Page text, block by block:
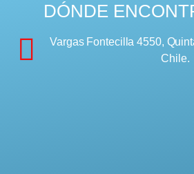
DÓNDE
Vargas Fontecilla 4550,
Chile.